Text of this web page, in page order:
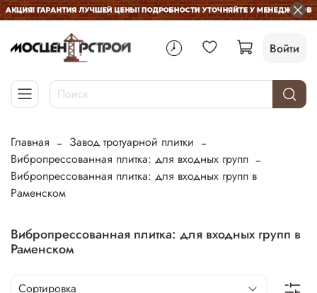
Войти
Главная
Завод тротуарной плитки
Вибропрессованная плитка: для входных групп
Вибропрессованная плитка: для входных групп в
Раменском
Вибропрессованная плитка: для входных групп в
Раменском